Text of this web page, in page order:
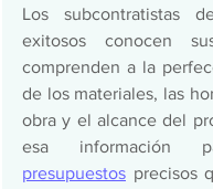
Los subcontratistas
exitosos conocen
comprenden a la
de los materiales, las
obra y el alcance del
presupuestos precisos